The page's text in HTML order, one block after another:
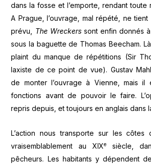
dans la fosse et l’emporte, rendant toute
A Prague, l’ouvrage, mal répété, ne tient
prévu, The Wreckers sont enfin donnés
sous la baguette de Thomas Beecham.
plaint du manque de répétitions (Sir
laxiste de ce point de vue). Gustav
de monter l’ouvrage à Vienne, mais il
fonctions avant de pouvoir le faire.
repris depuis, et toujours en anglais dans
L’action nous transporte sur les côtes
vraisemblablement au XIXe
siècle,
pêcheurs. Les habitants y dépendent